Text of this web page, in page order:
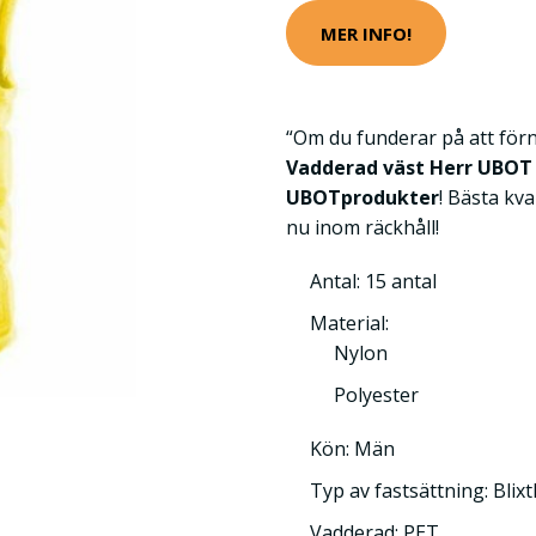
MER INFO!
“Om du funderar på att
Vadderad väst Herr
UBOTprodukter! Bästa
nu inom räckhåll!
Antal: 15 antal
Material:
Nylon
Polyester
Kön: Män
Typ av fastsättning: